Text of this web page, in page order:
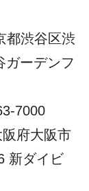
都渋谷区渋
ーデンフ
7000
府大阪市
新ダイビ